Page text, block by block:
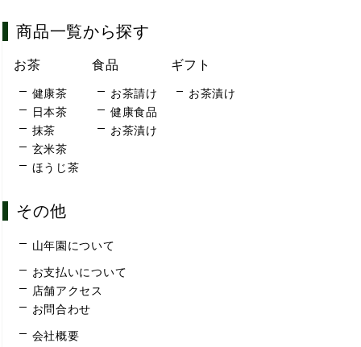
商品一覧から探す
お茶
健康茶
日本茶
抹茶
玄米茶
ほうじ茶
食品
お茶請け
健康食品
お茶漬け
ギフト
お茶漬け
その他
山年園について
お支払いについて
店舗アクセス
お問合わせ
会社概要